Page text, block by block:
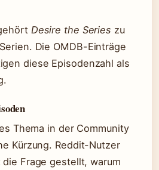
Desire the Series zu
Die OMDB-Einträge
diese Episodenzahl als
Thema in der Community
Kürzung. Reddit-Nutzer
Frage gestellt, warum